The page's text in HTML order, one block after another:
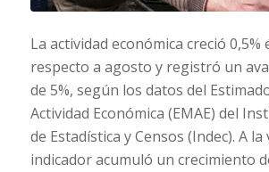
La actividad económica creció
respecto a agosto y registró un
de 5%, según los datos del
Actividad Económica (EMAE) del
de Estadística y Censos (Indec). A la
indicador acumuló un crecimiento